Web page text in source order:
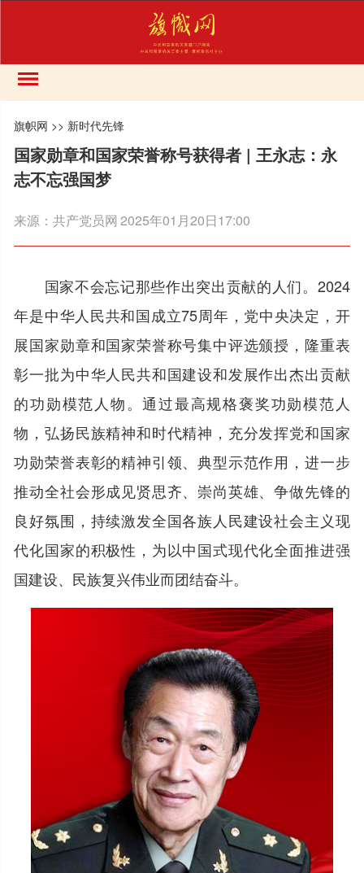
旗帜网 >> 新时代先锋
国家勋章和国家荣誉称号获得者 | 王永志：永
志不忘强国梦
来源：共产党员网2025年01月20日17:00
国家不会忘记那些作出突出贡献的人们。2024
年是中华人民共和国成立75周年，党中央决定，开
展国家勋章和国家荣誉称号集中评选颁授，隆重表
彰一批为中华人民共和国建设和发展作出杰出贡献
的功勋模范人物。通过最高规格褒奖功勋模范人
物，弘扬民族精神和时代精神，充分发挥党和国家
功勋荣誉表彰的精神引领、典型示范作用，进一步
推动全社会形成见贤思齐、崇尚英雄、争做先锋的
良好氛围，持续激发全国各族人民建设社会主义现
代化国家的积极性，为以中国式现代化全面推进强
国建设、民族复兴伟业而团结奋斗。